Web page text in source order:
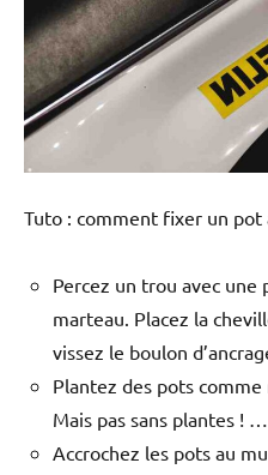
Tuto : comment fixer un pot
Percez un trou avec
marteau. Placez la
vissez le boulon
Plantez des pots
Mais pas sans plantes ! …
Accrochez les pots au